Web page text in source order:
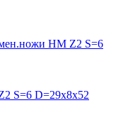
HM Z2 S=6
S=6 D=29x8x52